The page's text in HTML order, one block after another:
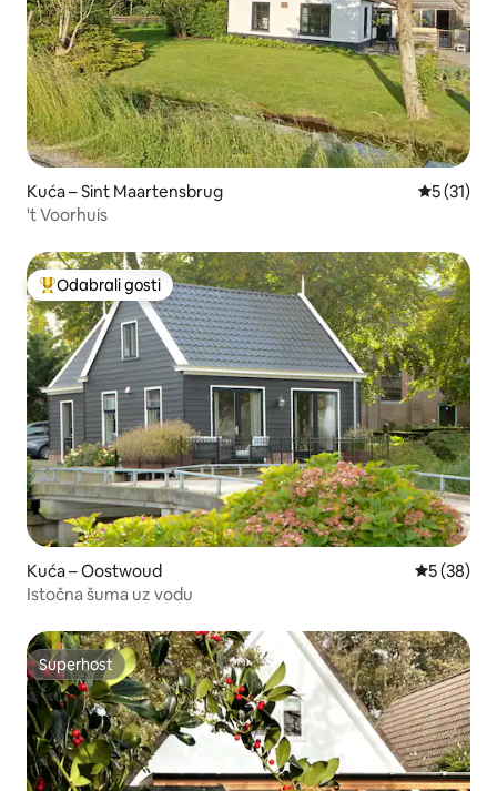
Kuća – Sint Maartensbrug Prosječna
5 (31)
't Voorhuis
Među najviše rangiranima s oznakom „Odabrali gosti”
Odabrali gosti
Kuća – Oostwoud Prosječna
5 (38)
Istočna šuma uz vodu
Superhost
Superhost